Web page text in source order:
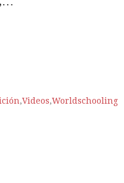
,Videos,Worldschooling